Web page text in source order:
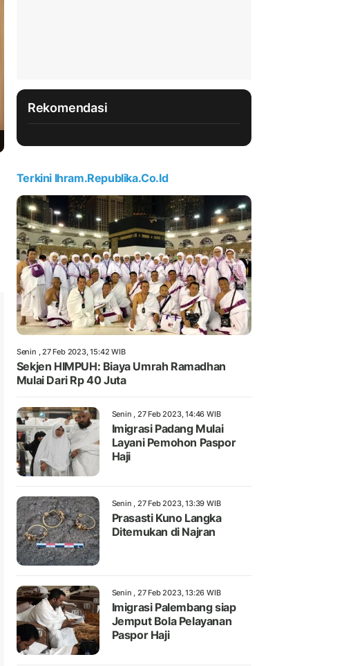
Rekomendasi
Terkini Ihram.republika.co.id
Senin , 27 Feb 2023, 15:42 WIB
Sekjen HIMPUH: Biaya Umrah Ramadhan
Mulai Dari Rp 40 Juta
Senin , 27 Feb 2023, 14:46 WIB
Imigrasi Padang Mulai
Layani Pemohon Paspor
Haji
Senin , 27 Feb 2023, 13:39 WIB
Prasasti Kuno Langka
Ditemukan di Najran
Senin , 27 Feb 2023, 13:26 WIB
Imigrasi Palembang siap
Jemput Bola Pelayanan
Paspor Haji